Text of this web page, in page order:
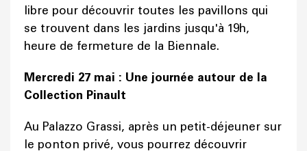
libre pour découvrir toutes les pavillons qui
se trouvent dans les jardins jusqu'à 19h,
heure de fermeture de la Biennale.
Mercredi 27 mai : Une journée autour de la
Collection Pinault
Au Palazzo Grassi, après un petit-déjeuner sur
le ponton privé, vous pourrez découvrir